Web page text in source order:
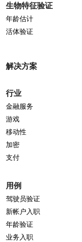
生物特征验证
年龄估计
活体验证
解决方案
行业
金融服务
游戏
移动性
加密
支付
用例
驾驶员验证
新帐户入职
年龄验证
业务入职